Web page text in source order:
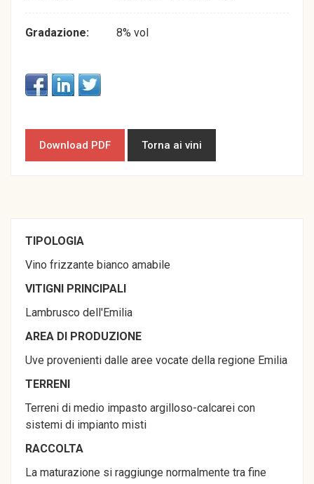
Gradazione: 8% vol
Download PDF Torna ai vini
TIPOLOGIA
Vino frizzante bianco amabile
VITIGNI PRINCIPALI
Lambrusco dell'Emilia
AREA DI PRODUZIONE
Uve provenienti dalle aree vocate della regione Emilia
TERRENI
Terreni di medio impasto argilloso-calcarei con
sistemi di impianto misti
RACCOLTA
La maturazione si raggiunge normalmente tra fine